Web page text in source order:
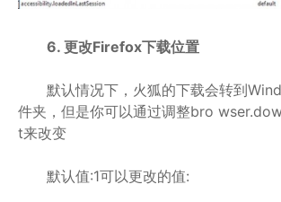
6. 更改Firefox下载位置
默认情况下，火狐的下载会转到
件夹，但是你可以通过调整bro
t来改变
默认值:1可以更改的值: